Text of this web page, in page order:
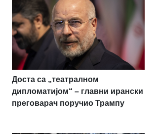
Доста са „театралном
дипломатијом“ – главни ирански
преговарач поручио Трампу